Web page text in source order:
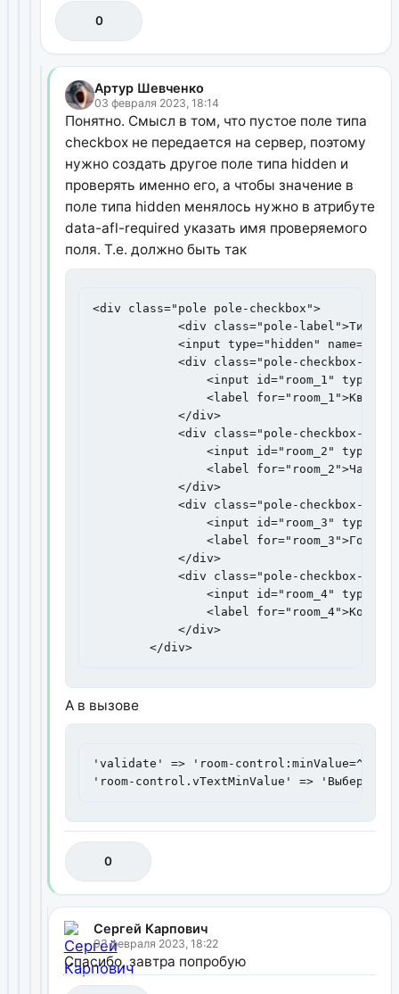
0
Артур Шевченко
03 февраля 2023, 18:14
Понятно. Смысл в том, что пустое поле типа
checkbox не передается на сервер, поэтому
нужно создать другое поле типа hidden и
проверять именно его, а чтобы значение в
поле типа hidden менялось нужно в атрибуте
data-afl-required указать имя проверяемого
поля. Т.е. должно быть так
<div class="pole pole-checkbox">
<div class="pole-label">Тип
<input type="hidden"
<div class="pole-checkbox-
<input id="room_1"
<label
            </div>
<div class="pole-checkbox-
<input id="room_2"
<label
            </div>
<div class="pole-checkbox-
<input id="room_3"
<label
            </div>
<div class="pole-checkbox-
<input id="room_4"
<label
            </div>
        </div>
А в вызове
'validate' => 'room-control:minValue=^1^',
'room-control.vTextMinValue' => 'Выберите
0
Сергей Карпович
03 февраля 2023, 18:22
Спасибо, завтра попробую